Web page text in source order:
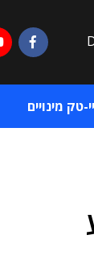
טק מינויים